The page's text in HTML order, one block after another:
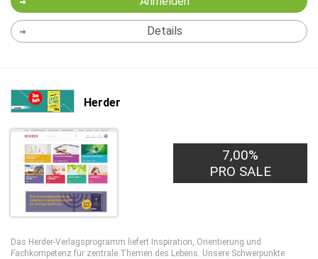
Details
Herder
7,00%
PRO SALE
Das Herder-Verlagsprogramm liefert Inspiration, Orientierung und
Fachkompetenz für zentrale Themen des Lebens. Unsere Schwerpunkte